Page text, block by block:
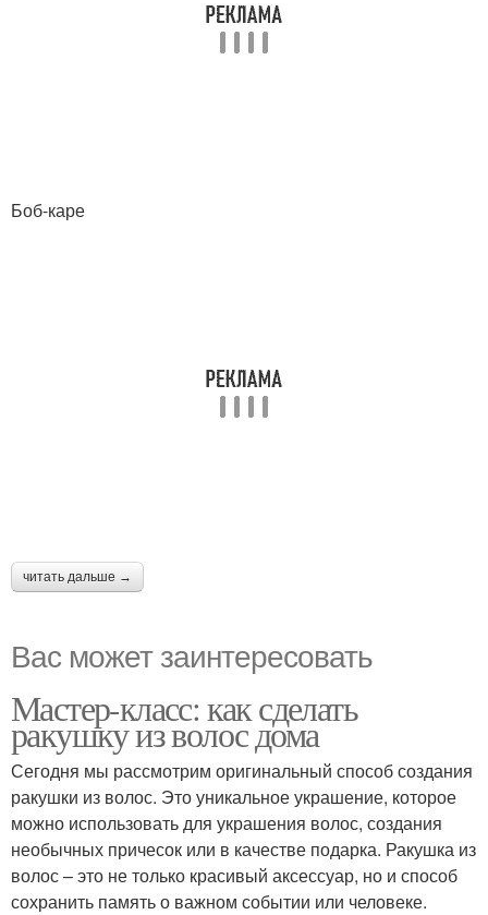
Боб-каре
читать дальше →
Вас может заинтересовать
Мастер-класс: как сделать
ракушку из волос дома
Сегодня мы рассмотрим оригинальный способ создания
ракушки из волос. Это уникальное украшение, которое
можно использовать для украшения волос, создания
необычных причесок или в качестве подарка. Ракушка из
волос – это не только красивый аксессуар, но и способ
сохранить память о важном событии или человеке.